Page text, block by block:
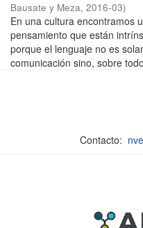
Bausate y Meza, 2016-03)
En una cultura encontramos
pensamiento que están
porque el lenguaje no es
comunicación sino, sobre
Contacto: